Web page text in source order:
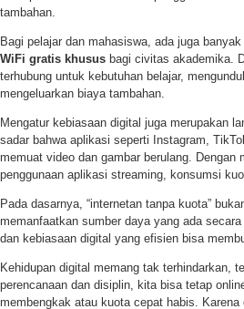
tambahan.
Bagi pelajar dan mahasiswa, ada juga
WiFi gratis khusus bagi civitas akademika.
terhubung untuk kebutuhan belajar,
mengeluarkan biaya tambahan.
Mengatur kebiasaan digital juga merupakan
sadar bahwa aplikasi seperti Instagram,
memuat video dan gambar berulang.
penggunaan aplikasi streaming, konsumsi
Pada dasarnya, “internetan tanpa kuota”
memanfaatkan sumber daya yang ada
dan kebiasaan digital yang efisien bisa
Kehidupan digital memang tak terhindarkan,
perencanaan dan disiplin, kita bisa tetap
membengkak atau kuota cepat habis.